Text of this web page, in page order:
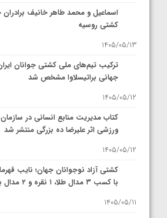
اسماعیل و محمد طاهر خانیف
کشتی روسیه
1405/05/13
ترکیب تیم‌های ملی کشتی جوانان
جهانی براتیسلاوا مشخص شد
1405/05/12
کتاب مدیریت منابع انسانی در
ورزشی اثر علیرضا ده بزرگی منتشر شد
1405/05/12
کشتی آزاد نوجوانان جهان؛ نایب
با کسب ۳ مدال طلا، ۱ نقره و ۲ مدال برنز
1405/05/11